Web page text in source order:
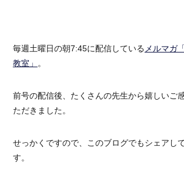
毎週土曜日の朝7:45に配信しているメルマガ
教室」 。
前号の配信後、たくさんの先生から嬉しいご
ただきました。
せっかくですので、このブログでもシェアし
す。